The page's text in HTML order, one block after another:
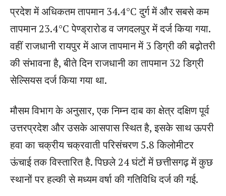
प्रदेश में अधिकतम तापमान 34.4°C दुर्ग में और सबसे कम
तापमान 23.4°C पेण्ड्रारोड व जगदलपुर में दर्ज किया गया.
वहीं राजधानी रायपुर में आज तापमान में 3 डिग्री की बढ़ोतरी
की संभावना है, बीते दिन राजधानी का तापमान 32 डिग्री
सेल्सियस दर्ज किया गया था.
मौसम विभाग के अनुसार, एक निम्न दाब का क्षेत्र दक्षिण पूर्व
उत्तरप्रदेश और उसके आसपास स्थित है, इसके साथ ऊपरी
हवा का चक्रीय चक्रवाती परिसंचरण 5.8 किलोमीटर
ऊंचाई तक विस्तारित है. पिछले 24 घंटों में छत्तीसगढ़ में कुछ
स्थानों पर हल्की से मध्यम वर्षा की गतिविधि दर्ज की गई.